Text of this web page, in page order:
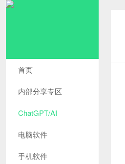
首页
内部分享专区
ChatGPT/AI
电脑软件
手机软件